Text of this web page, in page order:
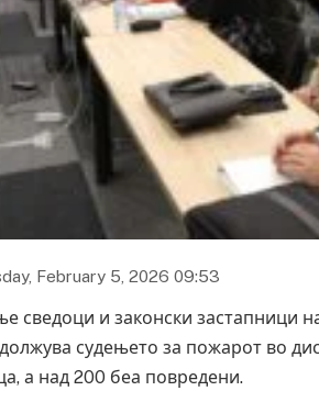
February 5, 2026 09:53
сведоци и законски застапници
судењето за пожарот во
а над 200 беа повредени.